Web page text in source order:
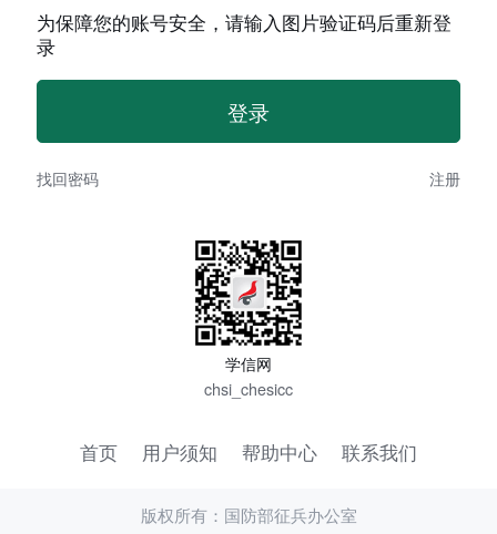
为保障您的账号安全，请输入图片验证码后重新登
录
找回密码 注册
学信网
chsi_chesicc
首页 用户须知 帮助中心 联系我们
版权所有：国防部征兵办公室